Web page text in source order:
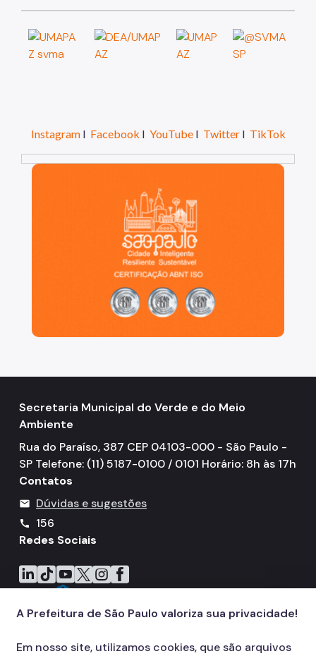
InstagramI Facebook I YouTubeI TwitterI TikTok
São Paulo, cidade inteligente, resiliente e sustentável
Secretaria Municipal do Verde e do Meio
Ambiente
Rua do Paraíso, 387 CEP 04103-000 - São Paulo -
SP Telefone: (11) 5187-0100 / 0101 Horário: 8h às 17h
Contatos
mail Dúvidas e sugestões
call
156
Redes Sociais
Icone do LinkedIn
Icone do TikTok
Icone do YouTube
Icone do X
Icone do Instagram
Icone do Facebook
A Prefeitura de São Paulo valoriza sua privacidade!
Em nosso site, utilizamos cookies, que são arquivos